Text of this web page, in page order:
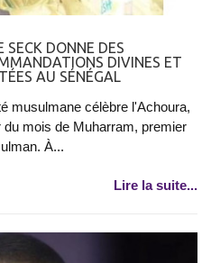
SECK DONNE DES
DIVINES ET
AU SÉNÉGAL
musulmane célèbre l'Achoura,
mois de Muharram, premier
À...
Lire la suite...